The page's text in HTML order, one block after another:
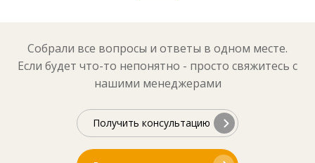
Собрали все вопросы и ответы в одном месте.
Если будет что-то непонятно - просто свяжитесь с
нашими менеджерами
Получить консультацию